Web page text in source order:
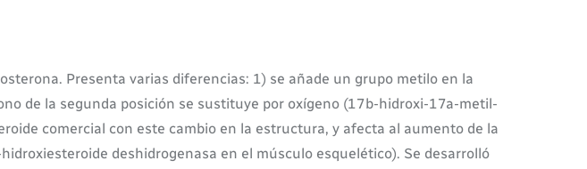
Presenta varias diferencias: 1) se añade un grupo metilo en la
de la segunda posición se sustituye por oxígeno (17b-hidroxi-17a-metil-
comercial con este cambio en la estructura, y afecta al aumento de la
deshidrogenasa en el músculo esquelético). Se desarrolló